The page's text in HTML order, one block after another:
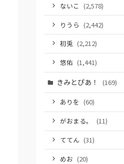
ないこ (2,578)
りうら (2,442)
初兎 (2,212)
悠佑 (1,441)
きみとぴあ！ (169)
ありを (60)
がおまる。
(11)
ててん (31)
めお (20)